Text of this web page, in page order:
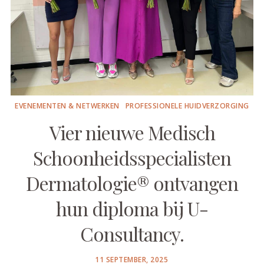
EVENEMENTEN & NETWERKEN PROFESSIONELE HUIDVERZORGING
Vier nieuwe Medisch
Schoonheidsspecialisten
Dermatologie® ontvangen
hun diploma bij U-
Consultancy.
POSTED
11 SEPTEMBER, 2025